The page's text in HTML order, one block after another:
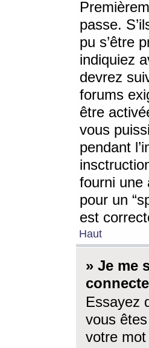
passe.
pu s’être
indiquiez
devrez
forums
être
vous
pendant
fourni une
pour un
est
Haut
» Je me
Essayez
vous
votre mot